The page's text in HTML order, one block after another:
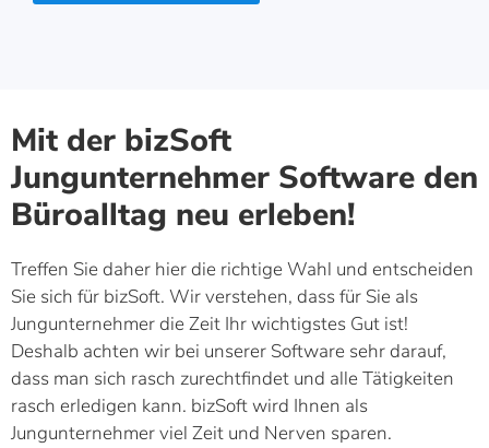
Mit der bizSoft
Jungunternehmer Software den
Büroalltag neu erleben!
Treffen Sie daher hier die richtige Wahl und entscheiden
Sie sich für bizSoft. Wir verstehen, dass für Sie als
Jungunternehmer die Zeit Ihr wichtigstes Gut ist!
Deshalb achten wir bei unserer Software sehr darauf,
dass man sich rasch zurechtfindet und alle Tätigkeiten
rasch erledigen kann. bizSoft wird Ihnen als
Jungunternehmer viel Zeit und Nerven sparen.